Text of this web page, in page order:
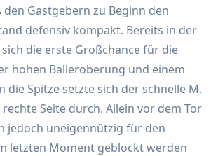
Gastgebern zu Beginn den
defensiv kompakt. Bereits in der
die erste Großchance für die
hohen Balleroberung und einem
die Spitze setzte sich der schnelle M.
Seite durch. Allein vor dem Tor
jedoch uneigennützig für den
letzten Moment geblockt werden